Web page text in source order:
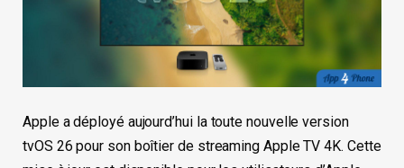
Apple a déployé aujourd’hui la toute nouvelle version
tvOS 26 pour son boîtier de streaming Apple TV 4K. Cette